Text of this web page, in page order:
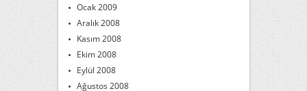
Ocak 2009
Aralık 2008
Kasım 2008
Ekim 2008
Eylül 2008
Ağustos 2008